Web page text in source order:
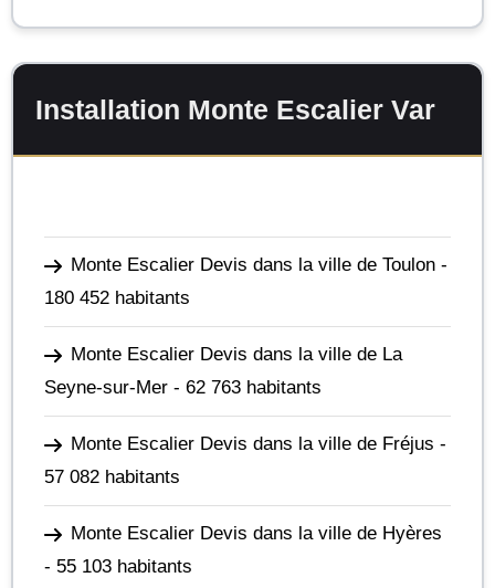
Installation Monte Escalier Var
Monte Escalier Devis dans la ville de Toulon -
180 452 habitants
Monte Escalier Devis dans la ville de La
Seyne-sur-Mer - 62 763 habitants
Monte Escalier Devis dans la ville de Fréjus -
57 082 habitants
Monte Escalier Devis dans la ville de Hyères
- 55 103 habitants